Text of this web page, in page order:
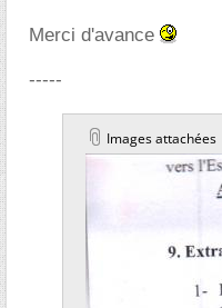
Merci d'avance
-----
Images attachées